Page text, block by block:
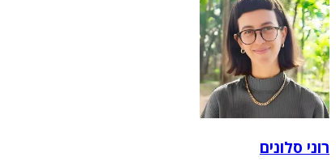
רוני סלונים